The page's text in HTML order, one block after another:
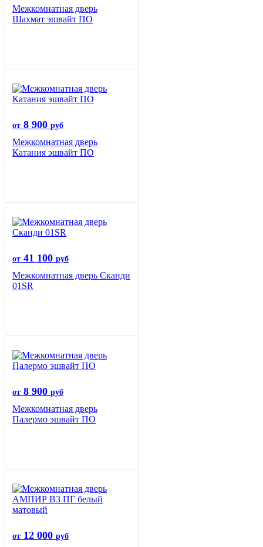
Межкомнатная дверь
Шахмат эшвайт ПО
от 8 900 руб
Межкомнатная дверь
Катания эшвайт ПО
от 41 100 руб
Межкомнатная дверь Сканди
01SR
от 8 900 руб
Межкомнатная дверь
Палермо эшвайт ПО
от 12 000 руб